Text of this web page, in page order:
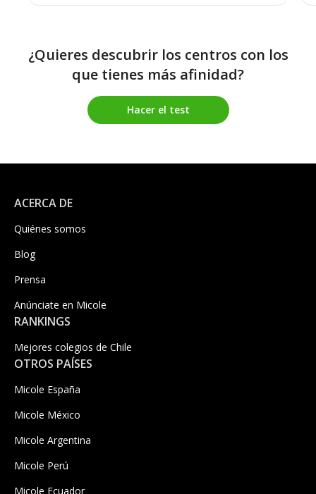
¿Quieres descubrir los centros con los
que tienes más afinidad?
Hacer el test
ACERCA DE
Quiénes somos
Blog
Prensa
Anúnciate en Micole
RANKINGS
Mejores colegios de Chile
OTROS PAÍSES
Micole España
Micole México
Micole Argentina
Micole Perú
Micole Ecuador